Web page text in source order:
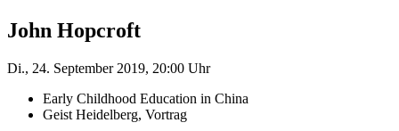
John Hopcroft
Di., 24. September 2019, 20:00 Uhr
Early Childhood Education in China
Geist Heidelberg, Vortrag